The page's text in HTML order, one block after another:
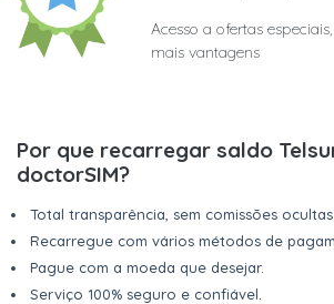
Acesso a ofertas
mais vantagens
Por que recarregar saldo
doctorSIM?
Total transparência, sem comissões ocultas.
Recarregue com vários métodos de
Pague com a moeda que desejar.
Serviço 100% seguro e confiável.